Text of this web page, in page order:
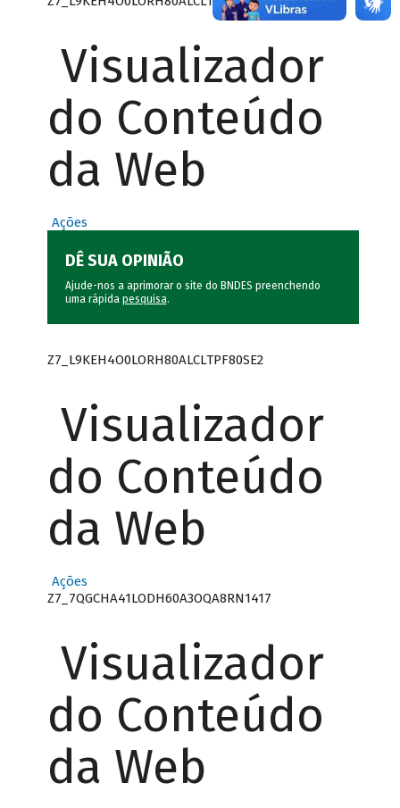
Visualizador
do Conteúdo
da Web
Ações
DÊ SUA OPINIÃO
Ajude-nos a aprimorar o site do BNDES preenchendo
uma rápida pesquisa.
Z7_L9KEH4O0LORH80ALCLTPF80SE2
Visualizador
do Conteúdo
da Web
Ações
Z7_7QGCHA41LODH60A3OQA8RN1417
Visualizador
do Conteúdo
da Web